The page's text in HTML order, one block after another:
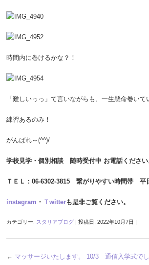
時間内に巻けるかな？！
「難しいっっ」て言いながらも、一生懸命巻いて
練習あるのみ！
がんばれ～(^^)/
学校見学・個別相談 随時受付中 お電話ください
ＴＥＬ：06-6302-3815 繋がりやすい時間帯
instagram ・ Ｔwitterも是非ご覧ください。
カテゴリー: スタリアブログ | 投稿日:2022年10月7日 |
← マッサージいたします。 10/3 通信入学式でし